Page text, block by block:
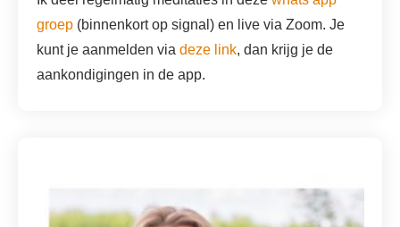
groep (binnenkort op signal) en live via Zoom. Je
kunt je aanmelden via deze link, dan krijg je de
aankondigingen in de app.